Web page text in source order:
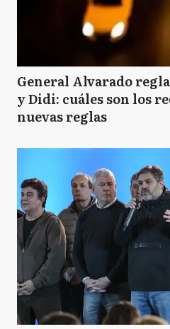
General Alvarado
y Didi: cuáles son los
nuevas reglas